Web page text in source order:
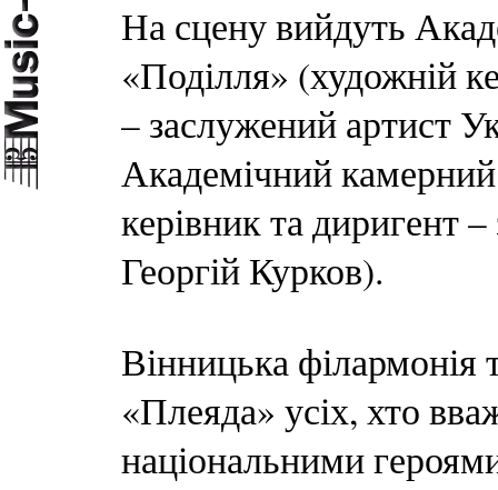
На сцену вийдуть
«Поділля» (художній
– заслужений артист
Академічний
керівник та диригент
Георгій Курков).
Вінницька філармонія
«Плеяда» усіх, хто
національними